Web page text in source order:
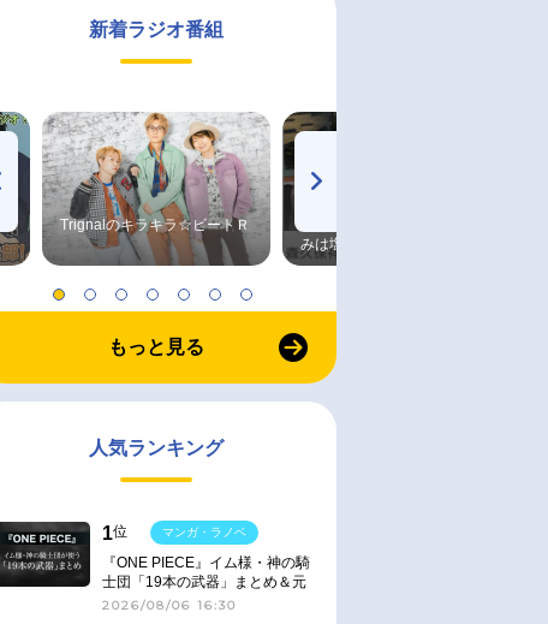
新着ラジオ番組
Trignalのキラキラ☆ビートＲ
みは塩だけ
もっと見る
人気ランキング
1位
『ONE PIECE』イム様・神の騎
士団「19本の武器」まとめ＆元
ネタ
2026/08/06 16:30
マンガ・ラノベ